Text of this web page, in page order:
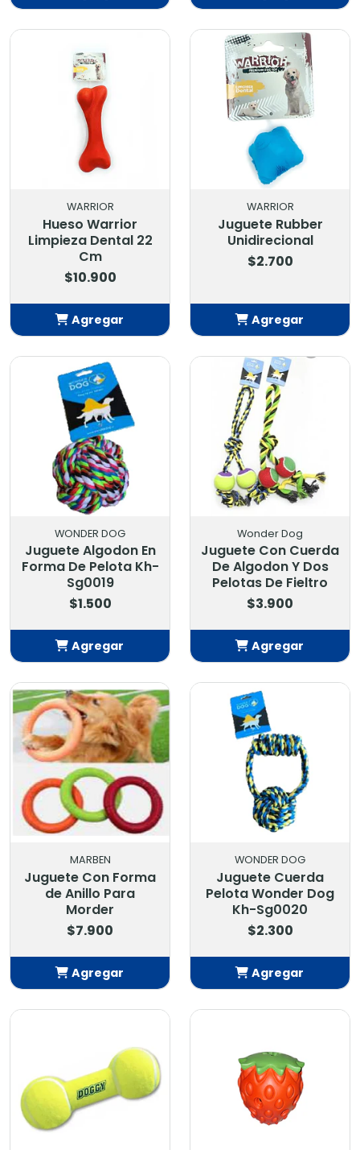
WARRIOR
Hueso Warrior
Limpieza Dental 22
Cm
$10.900
Agregar
WARRIOR
Juguete Rubber
Unidirecional
$2.700
Agregar
WONDER DOG
Juguete Algodon En
Forma De Pelota Kh-
Sg0019
$1.500
Agregar
Añadido
Wonder Dog
Juguete Con Cuerda
De Algodon Y Dos
Pelotas De Fieltro
$3.900
Agregar
Añadido
MARBEN
Juguete Con Forma
de Anillo Para
Morder
$7.900
Agregar
WONDER DOG
Juguete Cuerda
Pelota Wonder Dog
Kh-Sg0020
$2.300
Agregar